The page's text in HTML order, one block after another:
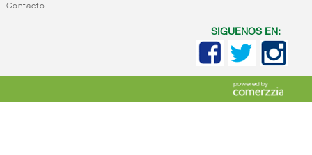
Contacto
SIGUENOS EN: